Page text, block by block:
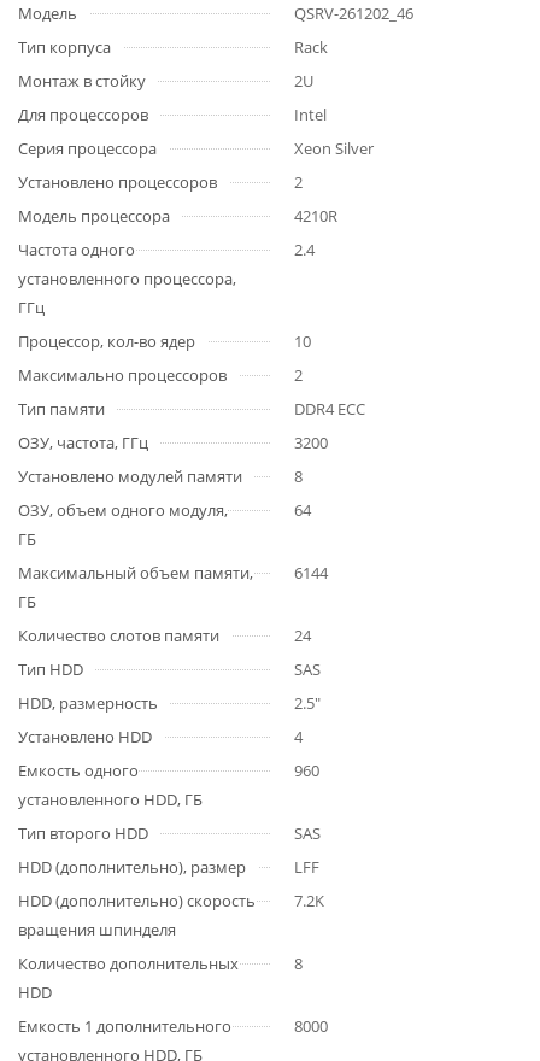
Модель
QSRV-261202_46
Тип корпуса
Rack
Монтаж в стойку
2U
Для процессоров
Intel
Серия процессора
Xeon Silver
Установлено процессоров
2
Модель процессора
4210R
Частота одного
установленного процессора,
ГГц
2.4
Процессор, кол-во ядер
10
Максимально процессоров
2
Тип памяти
DDR4 ECC
ОЗУ, частота, ГГц
3200
Установлено модулей памяти
8
ОЗУ, объем одного модуля,
ГБ
64
Максимальный объем памяти,
ГБ
6144
Количество слотов памяти
24
Тип HDD
SAS
HDD, размерность
2.5"
Установлено HDD
4
Емкость одного
установленного HDD, ГБ
960
Тип второго HDD
SAS
HDD (дополнительно), размер
LFF
HDD (дополнительно) скорость
вращения шпинделя
7.2K
Количество дополнительных
HDD
8
Емкость 1 дополнительного
установленного HDD, ГБ
8000